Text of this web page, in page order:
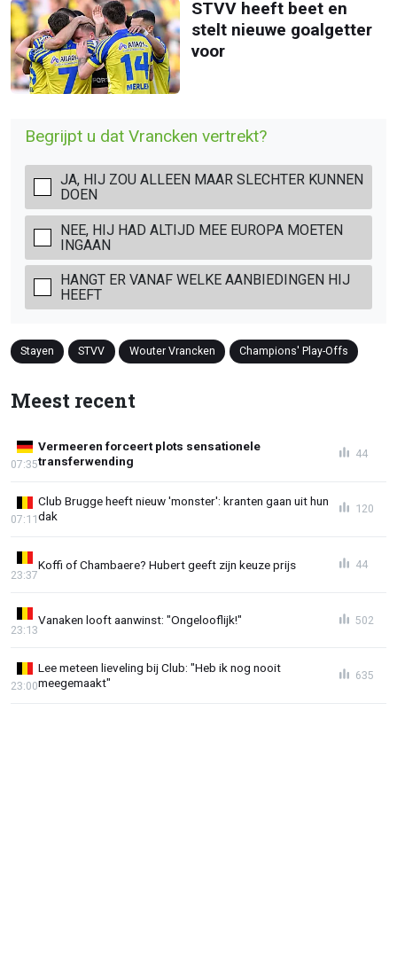
STVV heeft beet en
stelt nieuwe goalgetter
voor
Begrijpt u dat Vrancken vertrekt?
JA, HIJ ZOU ALLEEN MAAR SLECHTER KUNNEN
DOEN
NEE, HIJ HAD ALTIJD MEE EUROPA MOETEN
INGAAN
HANGT ER VANAF WELKE AANBIEDINGEN HIJ
HEEFT
Stayen STVV Wouter Vrancken Champions' Play-Offs
Meest recent
Vermeeren forceert plots sensationele
transferwending
07:35
44
Club Brugge heeft nieuw 'monster': kranten gaan uit hun
dak
07:11
120
Koffi of Chambaere? Hubert geeft zijn keuze prijs
23:37
44
Vanaken looft aanwinst: "Ongelooflijk!"
23:13
502
Lee meteen lieveling bij Club: "Heb ik nog nooit
meegemaakt"
23:00
635